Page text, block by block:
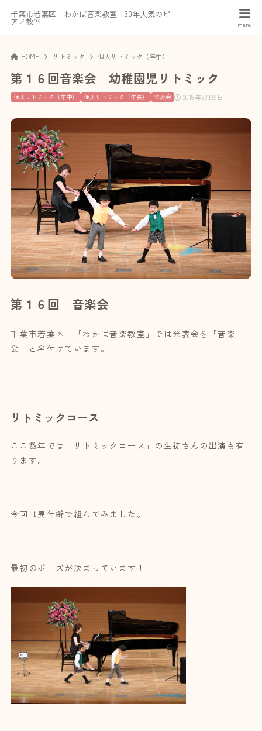
千葉市若葉区 わかば音楽教室 30年人気のピ
アノ教室
HOME リトミック 個人リトミック（年中）
第１６回音楽会 幼稚園児リトミック
2018年3月29日
個人リトミック（年中） 個人リトミック（年長） 発表会
第１６回 音楽会
千葉市若葉区 「わかば音楽教室」では発表会を「音楽
会」と名付けています。
リトミックコース
ここ数年では「リトミックコース」の生徒さんの出演も有
ります。
今回は異年齢で組んでみました。
最初のポーズが決まっています！